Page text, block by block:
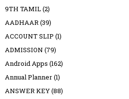
9TH TAMIL(2)
AADHAAR(39)
ACCOUNT SLIP (1)
ADMISSION (79)
Android Apps (162)
Annual Planner(1)
ANSWER KEY(88)